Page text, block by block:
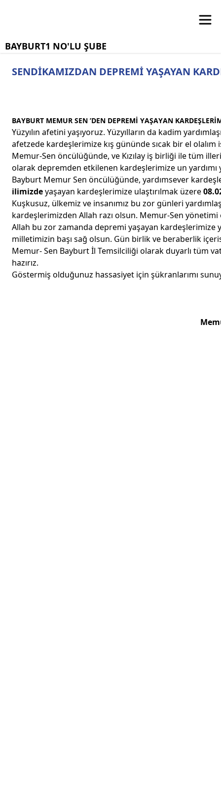
BAYBURT1 NO'LU ŞUBE
SENDİKAMIZDAN DEPREMİ YAŞAYAN
BAYBURT MEMUR SEN ’DEN DEPREMİ YAŞAYAN
Yüzyılın afetini yaşıyoruz. Yüzyılların da kadim
afetzede kardeşlerimize kış gününde sıcak bir el olalım
Memur-Sen öncülüğünde, ve Kızılay iş birliği ile tüm
olarak depremden etkilenen kardeşlerimize un
Bayburt Memur Sen öncülüğünde, yardımsever
ilimizdeyaşayan kardeşlerimize ulaştırılmak üzere
Kuşkusuz, ülkemiz ve insanımız bu zor günleri
kardeşlerimizden Allah razı olsun. Memur-Sen
Allah bu zor zamanda depremi yaşayan kardeşlerimize
milletimizin başı sağ olsun. Gün birlik ve beraberlik
Memur- Sen Bayburt İl Temsilciliği olarak duyarlı tüm
hazırız.
Göstermiş olduğunuz hassasiyet için şükranlarımı